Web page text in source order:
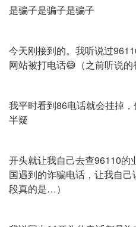
是骗子是骗子是骗子
今天刚接到的。我听说过
网站被打电话😅（之前听说的
我平时看到86电话就会挂掉
半疑
开头就让我自己去查96110的
国遇到的诈骗电话，让我自
段真的是…）